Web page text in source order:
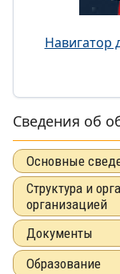
Навигатор
Сведения об
Основные
Структура и
организацией
Документы
Образование